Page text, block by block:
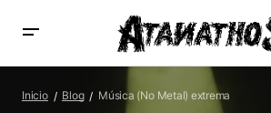
Música (No Metal) extrema
Inicio Blog Música (No Metal) extrema